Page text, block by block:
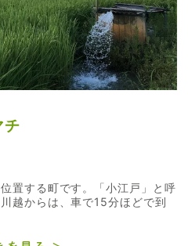
チ
置する町です。「小江戸」と呼
越からは、車で15分ほどで到